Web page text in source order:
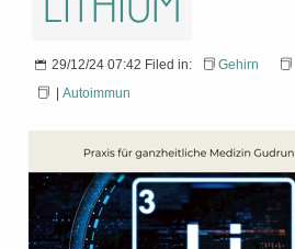
29/12/24 07:42 Filed in: Gehirn
| Autoimmun